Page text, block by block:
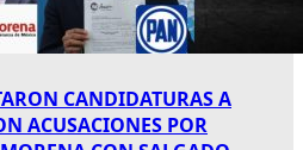
CANDIDATURAS A
ACUSACIONES POR